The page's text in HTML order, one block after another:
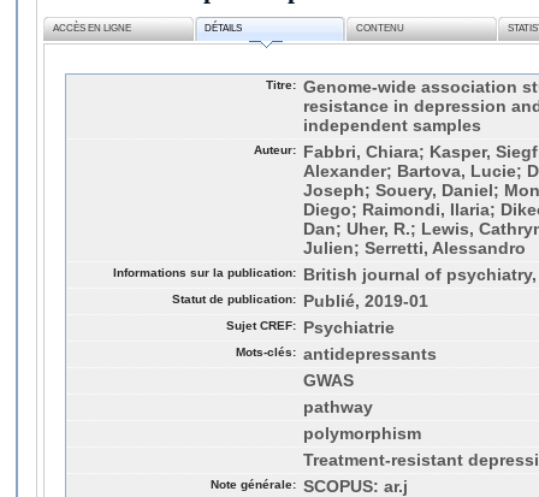
ACCÈS EN LIGNE DÉTAILS CONTENU
Titre: Genome-wide association
resistance in depression
independent samples
Auteur:
Fabbri, Chiara; Kasper,
Alexander; Bartova, Lucie;
Joseph; Souery, Daniel;
Diego; Raimondi, Ilaria;
Dan; Uher, R.; Lewis,
Julien; Serretti, Alessandro
Informations sur la publication: British journal of psychiatry,
Statut de publication: Publié, 2019-01
Sujet CREF: Psychiatrie
Mots-clés: antidepressants
GWAS
pathway
polymorphism
Treatment-resistant
Note générale: SCOPUS: ar.j